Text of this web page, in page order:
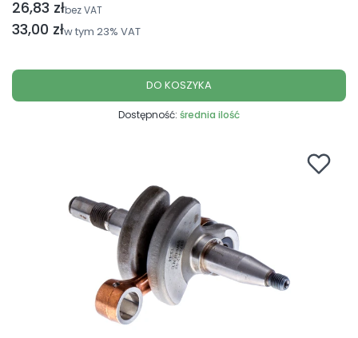
Cena brutto
33,00 złw tym 23% VAT
Cena netto
26,83 złbez VAT
DO KOSZYKA
Dostępność: średnia ilość